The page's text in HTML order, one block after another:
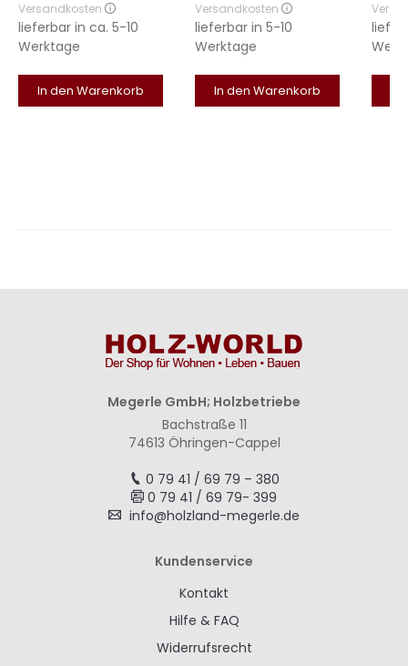
Versandkosten
lieferbar in ca. 5-10
Werktage
In den Warenkorb
Versandkosten
lieferbar in 5-10
Werktage
In den Warenkorb
Megerle GmbH; Holzbetriebe
Bachstraße 11
74613 Öhringen-Cappel
0 79 41 / 69 79 – 380
0 79 41 / 69 79- 399
info@holzland-megerle.de
Kundenservice
Kontakt
Hilfe & FAQ
Widerrufsrecht